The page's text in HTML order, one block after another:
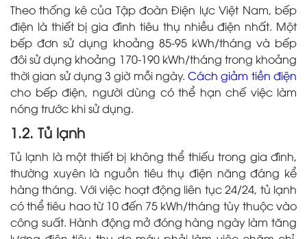
Theo thống kê của Tập đoàn Điện lực Việt Nam, bếp
điện là thiết bị gia đình tiêu thụ nhiều điện nhất. Một
bếp đơn sử dụng khoảng 85-95 kWh/tháng và bếp
đôi sử dụng khoảng 170-190 kWh/tháng trong khoảng
thời gian sử dụng 3 giờ mỗi ngày.Cách giảm tiền điện
cho bếp điện, người dùng có thể hạn chế việc làm
nóng trước khi sử dụng.
1.2. Tủ lạnh
Tủ lạnh là một thiết bị không thể thiếu trong gia đình,
thường xuyên là nguồn tiêu thụ điện năng đáng kể
hàng tháng. Với việc hoạt động liên tục 24/24, tủ lạnh
có thể tiêu hao từ 10 đến 75 kWh/tháng tùy thuộc vào
công suất. Hành động mở đóng hàng ngày làm tăng